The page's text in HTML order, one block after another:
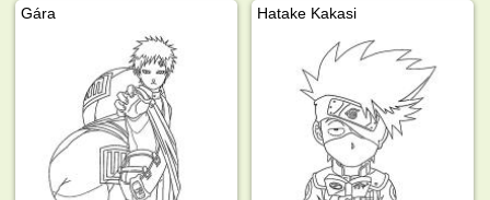
Gára Hatake Kakasi